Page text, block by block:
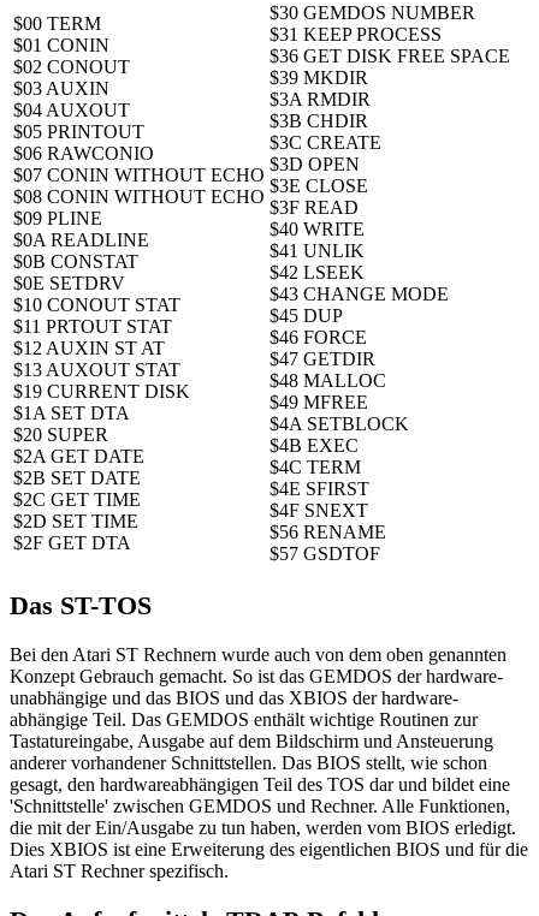
$00 TERM
$01 CONIN
$02 CONOUT
$03 AUXIN
$04 AUXOUT
$05 PRINTOUT
$06 RAWCONIO
$07 CONIN WITHOUT ECHO
$08 CONIN WITHOUT ECHO
$09 PLINE
$0A READLINE
$0B CONSTAT
$0E SETDRV
$10 CONOUT STAT
$11 PRTOUT STAT
$12 AUXIN ST AT
$13 AUXOUT STAT
$19 CURRENT DISK
$1A SET DTA
$20 SUPER
$2A GET DATE
$2B SET DATE
$2C GET TIME
$2D SET TIME
$2F GET DTA
$30 GEMDOS NUMBER
$31 KEEP PROCESS
$36 GET DISK FREE SPACE
$39 MKDIR
$3A RMDIR
$3B CHDIR
$3C CREATE
$3D OPEN
$3E CLOSE
$3F READ
$40 WRITE
$41 UNLIK
$42 LSEEK
$43 CHANGE MODE
$45 DUP
$46 FORCE
$47 GETDIR
$48 MALLOC
$49 MFREE
$4A SETBLOCK
$4B EXEC
$4C TERM
$4E SFIRST
$4F SNEXT
$56 RENAME
$57 GSDTOF
Das ST-TOS
Bei den Atari ST Rechnern wurde auch von dem oben genannten
Konzept Gebrauch gemacht. So ist das GEMDOS der hardware-
unabhängige und das BIOS und das XBIOS der hardware-
abhängige Teil. Das GEMDOS enthält wichtige Routinen zur
Tastatureingabe, Ausgabe auf dem Bildschirm und Ansteuerung
anderer vorhandener Schnittstellen. Das BIOS stellt, wie schon
gesagt, den hardwareabhängigen Teil des TOS dar und bildet eine
'Schnittstelle' zwischen GEMDOS und Rechner. Alle Funktionen,
die mit der Ein/Ausgabe zu tun haben, werden vom BIOS erledigt.
Dies XBIOS ist eine Erweiterung des eigentlichen BIOS und für die
Atari ST Rechner spezifisch.